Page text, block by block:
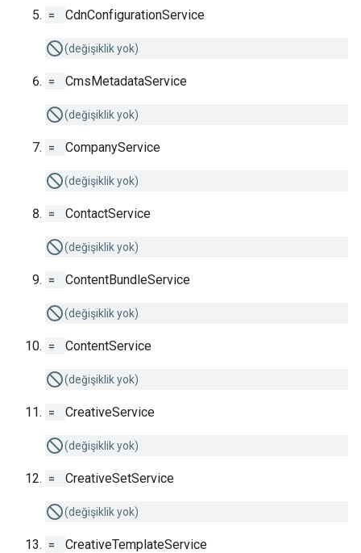
= CdnConfigurationService
(değişiklik yok)
= CmsMetadataService
(değişiklik yok)
= CompanyService
(değişiklik yok)
= ContactService
(değişiklik yok)
= ContentBundleService
(değişiklik yok)
= ContentService
(değişiklik yok)
= CreativeService
(değişiklik yok)
= CreativeSetService
(değişiklik yok)
= CreativeTemplateService